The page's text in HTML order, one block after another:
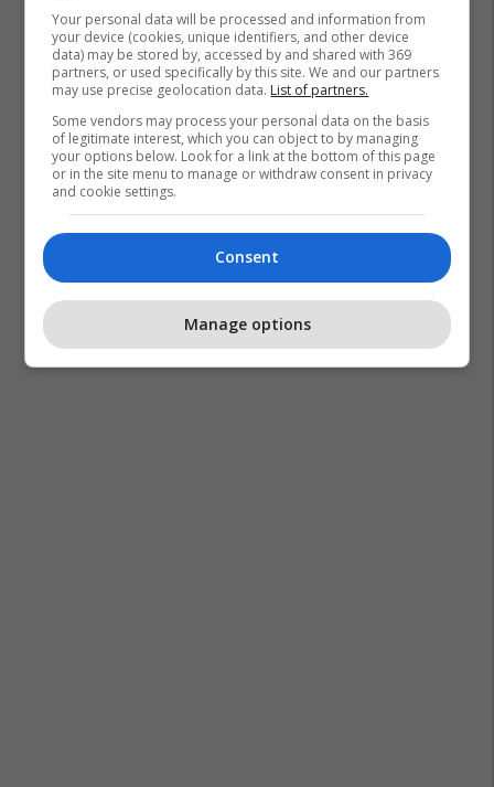
Your personal data will be processed and information from
your device (cookies, unique identifiers, and other device
data) may be stored by, accessed by and shared with 369
partners, or used specifically by this site. We and our partners
may use precise geolocation data. List of partners.
Some vendors may process your personal data on the basis
of legitimate interest, which you can object to by managing
your options below. Look for a link at the bottom of this page
or in the site menu to manage or withdraw consent in privacy
and cookie settings.
Consent
Manage options